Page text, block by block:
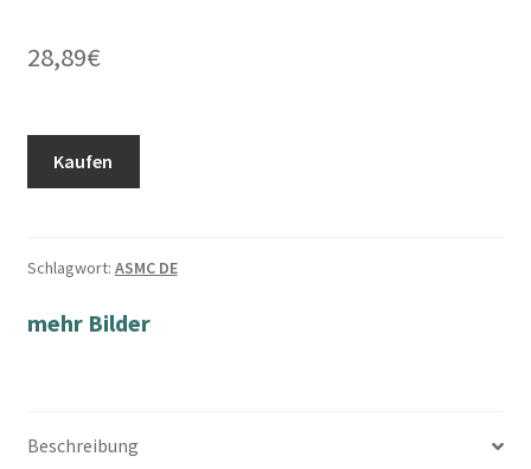
28,89€
Kaufen
Schlagwort: ASMC DE
mehr Bilder
Beschreibung